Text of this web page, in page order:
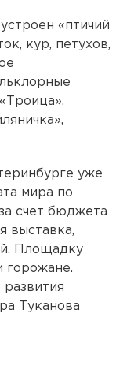
«птичий
кур, петухов,
уже
мира по
счет бюджета
выставка,
Площадку
горожане.
развития
Туканова